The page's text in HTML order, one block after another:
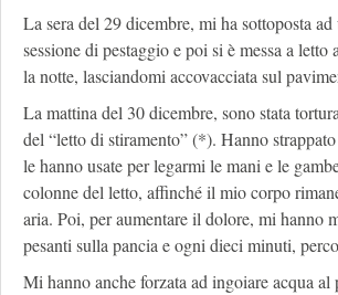
La sera del 29 dicembre, mi ha sottoposta ad
sessione di pestaggio e poi si è messa a letto
la notte, lasciandomi accovacciata sul
La mattina del 30 dicembre, sono stata
del “letto di stiramento” (*). Hanno
le hanno usate per legarmi le mani e le
colonne del letto, affinché il mio corpo
aria. Poi, per aumentare il dolore, mi hanno
pesanti sulla pancia e ogni dieci minuti,
Mi hanno anche forzata ad ingoiare acqua